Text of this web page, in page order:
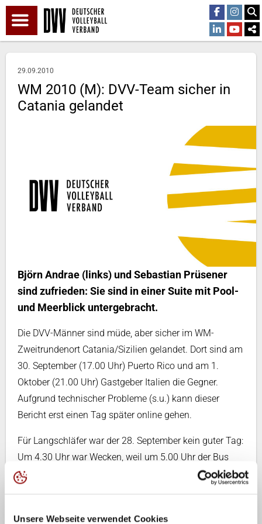
Unsere Webseite verwendet Cookies
29.09.2010
WM 2010 (M): DVV-Team sicher in
Catania gelandet
Björn Andrae (links) und Sebastian Prüsener
sind zufrieden: Sie sind in einer Suite mit Pool-
und Meerblick untergebracht.
Die DVV-Männer sind müde, aber sicher im WM-
Zweitrundenort Catania/Sizilien gelandet. Dort sind am
30. September (17.00 Uhr) Puerto Rico und am 1.
Oktober (21.00 Uhr) Gastgeber Italien die Gegner.
Aufgrund technischer Probleme (s.u.) kann dieser
Bericht erst einen Tag später online gehen.
Für Langschläfer war der 28. September kein guter Tag:
Um 4.30 Uhr war Wecken, weil um 5.00 Uhr der Bus
zum Flughafen in Triest startete. Dort hob die